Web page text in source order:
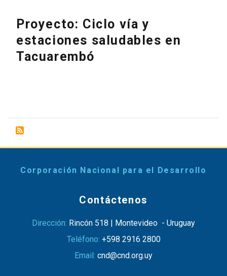
Proyecto: Ciclo vía y
estaciones saludables en
Tacuarembó
Corporación Nacional para el Desarrollo
Contáctenos
Dirección: Rincón 518 | Montevideo - Uruguay
Teléfono: +598 2916 2800
Email: cnd@cnd.org.uy